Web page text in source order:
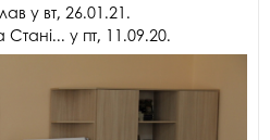
у вт, 26.01.21 .
Стані... у пт, 11.09.20.